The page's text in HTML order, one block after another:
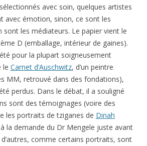
avec soin, quelques artistes
avec émotion, sinon, ce sont les
sont les médiateurs. Le papier vient le
D (emballage, intérieur de gaines).
pour la plupart soigneusement
le Carnet d’Auschwitz, d’un peintre
MM, retrouvé dans des fondations),
perdus. Dans le débat, il a souligné
sont des témoignages (voire des
les portraits de tziganes de Dinah
la demande du Dr Mengele juste avant
d’autres, comme certains portraits, sont